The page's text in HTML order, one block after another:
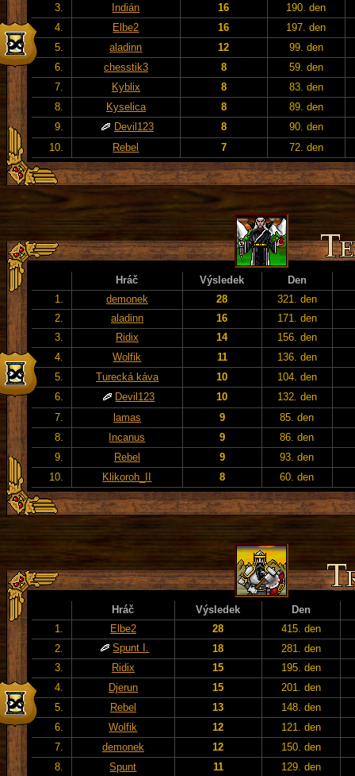
3.
Indián 16
190. den
4.
Elbe2 16
197. den
5.
aladinn 12
99. den
6.
chesstik3 8
59. den
7.
Kyblix 8
83. den
8.
Kyselica 8
89. den
9.
Devil123 8
90. den
10.
Rebel 7 72. den
Hráč Výsledek
Den
1.
demonek 28
321. den
2.
aladinn 16
171. den
3.
Ridix 14
156. den
4.
Wolfik 11
136. den
5.
Turecká káva 10
104. den
6.
Devil123 10
132. den
7.
lamas 9
85. den
8.
Incanus 9
86. den
9.
Rebel 9
93. den
10.
Klikoroh_II 8 60. den
Hráč Výsledek
Den
1.
Elbe2 28
415. den
2.
Spunt I. 18
281. den
3.
Ridix 15
195. den
4.
Djerun 15
201. den
5.
Rebel 13
148. den
6.
Wolfik 12
121. den
7.
demonek 12
150. den
8.
Spunt 11
129. den